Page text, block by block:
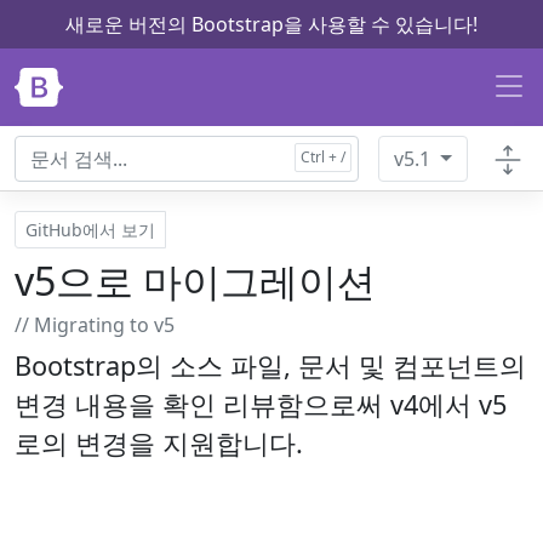
내용으로 건너뛰기
새로운 버전의 Bootstrap을 사용할 수 있습니다!
v5.1
GitHub에서 보기
v5으로 마이그레이션
// Migrating to v5
Bootstrap의 소스 파일, 문서 및 컴포넌트의
변경 내용을 확인 리뷰함으로써 v4에서 v5
로의 변경을 지원합니다.